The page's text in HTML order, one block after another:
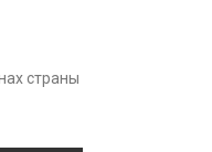
страны